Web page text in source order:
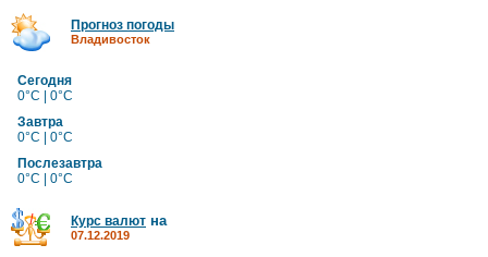
Прогноз погоды
Владивосток
Сегодня
0°C | 0°C
Завтра
0°C | 0°C
Послезавтра
0°C | 0°C
Курс валют на
07.12.2019